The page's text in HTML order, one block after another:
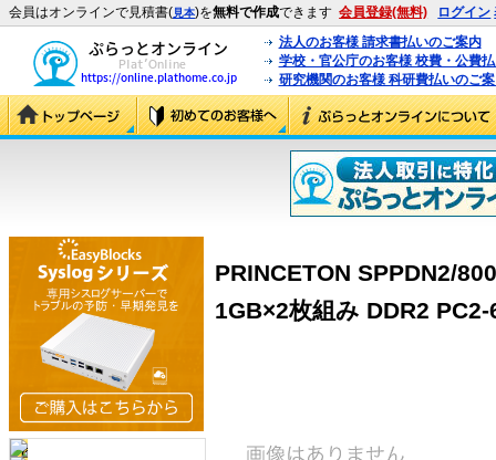
会員はオンラインで見積書(見本)を無料で作成できます 会員登録(無料) ログイン
法人のお客様 請求書払いのご案内
学校・官公庁のお客様 校費・公費
研究機関のお客様 科研費払いのご
PRINCETON SPPDN2/
1GB×2枚組み DDR2